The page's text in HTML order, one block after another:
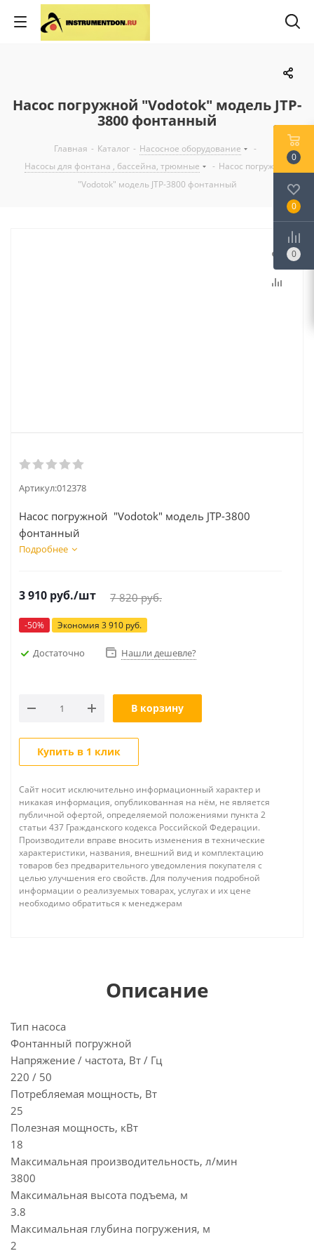
Насос погружной "Vodotok" модель JTP-
3800 фонтанный
Главная - Каталог - Насосное оборудование
-
Насосы для фонтана , бассейна, трюмные
- Насос погружной
"Vodotok" модель JTP-3800 фонтанный
Артикул:012378
Насос погружной "Vodotok" модель JTP-3800
фонтанный
Подробнее
3 910 руб./шт 7 820руб.
-50% Экономия 3 910 руб.
Достаточно Нашли дешевле?
В корзину
Купить в 1 клик
Сайт носит исключительно информационный характер и
никакая информация, опубликованная на нём, не является
публичной офертой, определяемой положениями пункта 2
статьи 437 Гражданского кодекса Российской Федерации.
Производители вправе вносить изменения в технические
характеристики, названия, внешний вид и комплектацию
товаров без предварительного уведомления покупателя с
целью улучшения его свойств. Для получения подробной
информации о реализуемых товарах, услугах и их цене
необходимо обратиться к менеджерам
Описание
Тип насоса
Фонтанный погружной
Напряжение / частота, Вт / Гц
220 / 50
Потребляемая мощность, Вт
25
Полезная мощность, кВт
18
Максимальная производительность, л/мин
3800
Максимальная высота подъема, м
3.8
Максимальная глубина погружения, м
2
0
0
0